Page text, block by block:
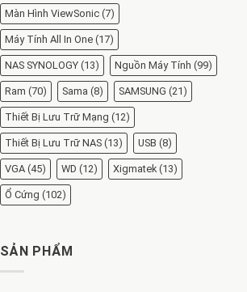
Màn Hình ViewSonic (7)
Máy Tính All In One (17)
NAS SYNOLOGY (13) Nguồn Máy Tính (99)
Ram (70) Sama (8) SAMSUNG (21)
Thiết Bị Lưu Trữ Mạng (12)
Thiết Bị Lưu Trữ NAS (13) USB (8)
VGA (45) WD (12) Xigmatek (13)
Ổ Cứng (102)
SẢN PHẨM